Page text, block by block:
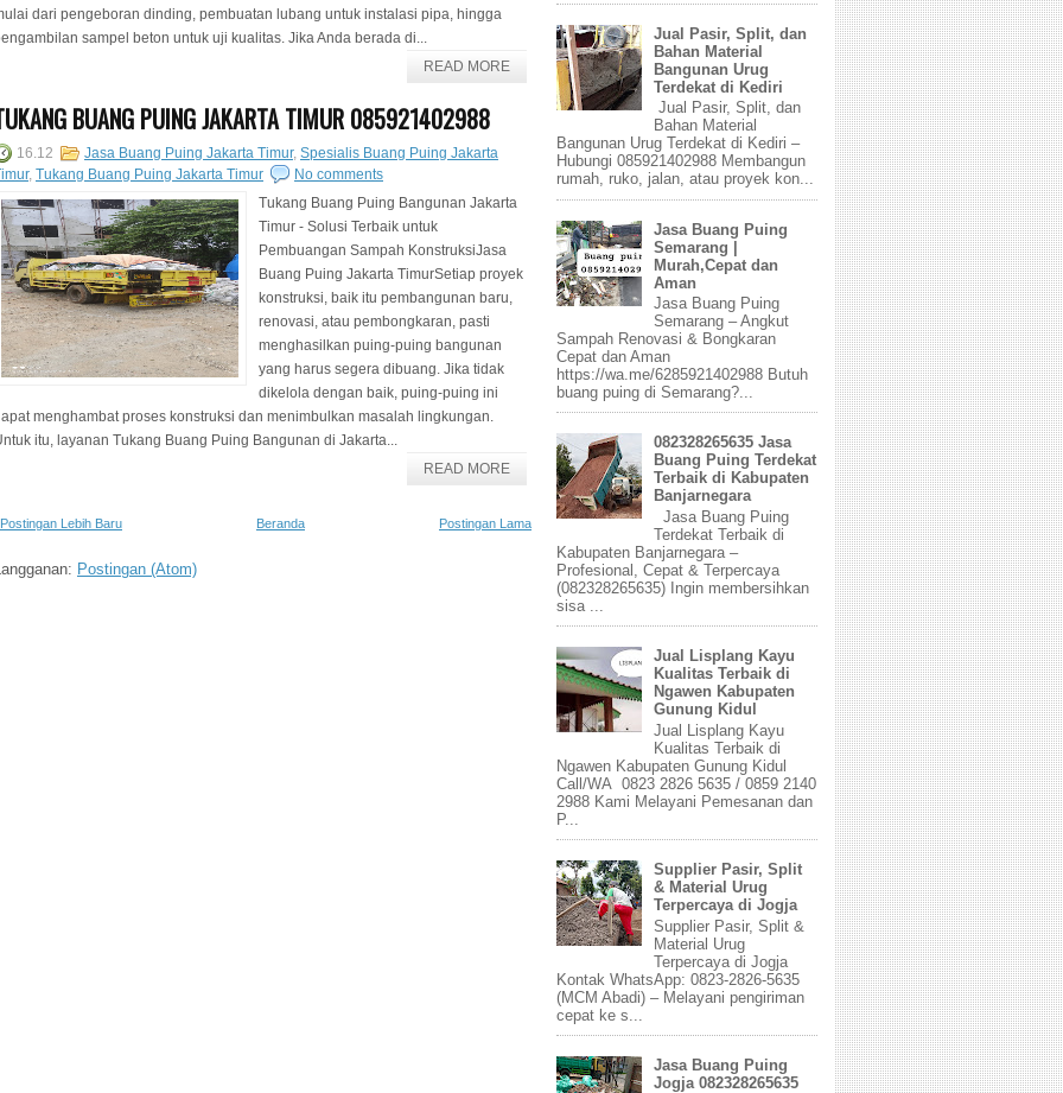
dari pengeboran dinding, pembuatan lubang untuk instalasi pipa, hingga
sampel beton untuk uji kualitas. Jika Anda berada di...
READ MORE
BUANG PUING JAKARTA TIMUR 085921402988
16.12 Jasa Buang Puing Jakarta Timur, Spesialis Buang Puing Jakarta
, Tukang Buang Puing Jakarta Timur
No comments
Tukang Buang Puing Bangunan Jakarta
Timur - Solusi Terbaik untuk
Pembuangan Sampah KonstruksiJasa
Buang Puing Jakarta TimurSetiap proyek
konstruksi, baik itu pembangunan baru,
renovasi, atau pembongkaran, pasti
menghasilkan puing-puing bangunan
yang harus segera dibuang. Jika tidak
dikelola dengan baik, puing-puing ini
menghambat proses konstruksi dan menimbulkan masalah lingkungan.
itu, layanan Tukang Buang Puing Bangunan di Jakarta...
READ MORE
Postingan Lebih Baru Postingan Lama
Beranda
Postingan (Atom)
Jual Pasir, Split, dan
Bahan Material
Bangunan Urug
Terdekat di Kediri
Jual Pasir, Split, dan
Bahan Material
Bangunan Urug Terdekat di Kediri –
Hubungi 085921402988 Membangun
rumah, ruko, jalan, atau proyek kon...
Jasa Buang Puing
Semarang |
Murah,Cepat dan
Aman
Jasa Buang Puing
Semarang – Angkut
Sampah Renovasi & Bongkaran
Cepat dan Aman
https://wa.me/6285921402988 Butuh
buang puing di Semarang?...
082328265635 Jasa
Buang Puing Terdekat
Terbaik di Kabupaten
Banjarnegara
Jasa Buang Puing
Terdekat Terbaik di
Kabupaten Banjarnegara –
Profesional, Cepat & Terpercaya
(082328265635) Ingin membersihkan
sisa ...
Jual Lisplang Kayu
Kualitas Terbaik di
Ngawen Kabupaten
Gunung Kidul
Jual Lisplang Kayu
Kualitas Terbaik di
Ngawen Kabupaten Gunung Kidul
Call/WA 0823 2826 5635 / 0859 2140
2988 Kami Melayani Pemesanan dan
P...
Supplier Pasir, Split
& Material Urug
Terpercaya di Jogja
Supplier Pasir, Split &
Material Urug
Terpercaya di Jogja
Kontak WhatsApp: 0823-2826-5635
(MCM Abadi) – Melayani pengiriman
cepat ke s...
Jasa Buang Puing
Jogja 082328265635